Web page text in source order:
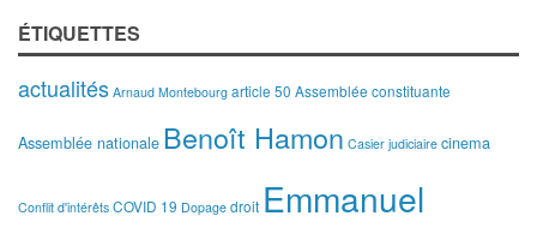
ÉTIQUETTES
actualités Arnaud Montebourg article 50 Assemblée constituante
Assemblée nationale Benoît Hamon Casier judiciaire cinema
Conflit d'intérêts COVID 19 Dopage droit Emmanuel